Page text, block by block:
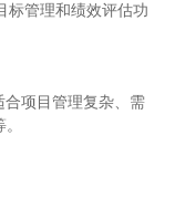
标管理和绩效评估功
项目管理复杂、需